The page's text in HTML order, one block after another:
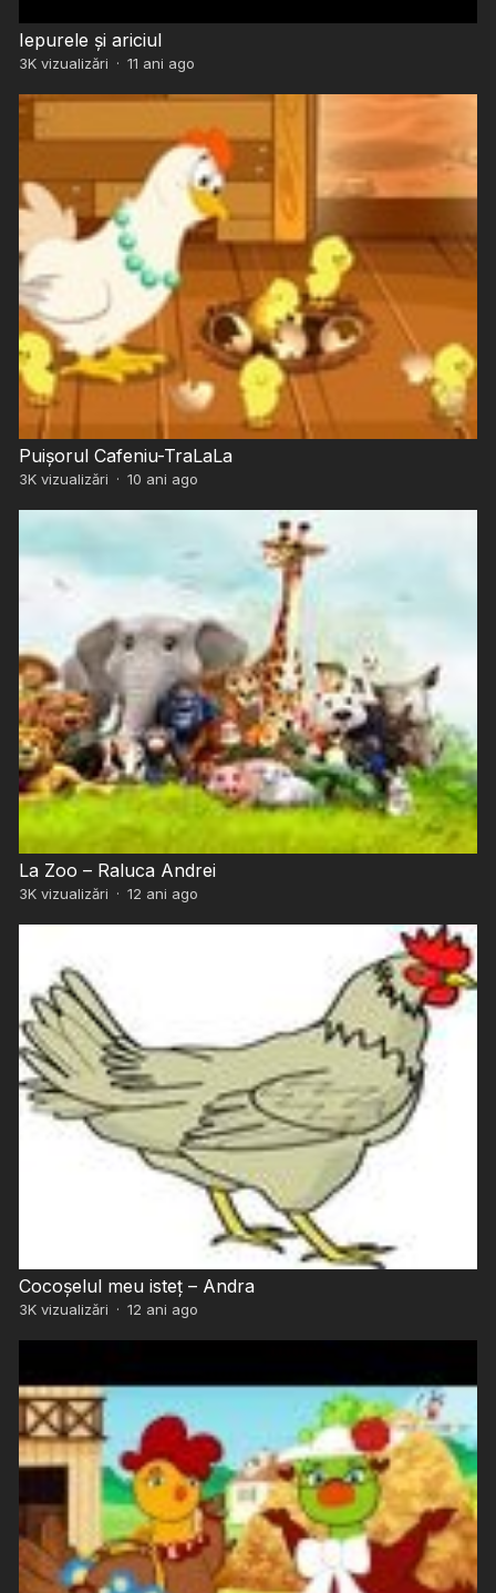
Iepurele și ariciul
3Kvizualizări · 11 ani ago
Puișorul Cafeniu-TraLaLa
3Kvizualizări · 10 ani ago
La Zoo – Raluca Andrei
3Kvizualizări · 12 ani ago
Cocoșelul meu isteț – Andra
3Kvizualizări · 12 ani ago